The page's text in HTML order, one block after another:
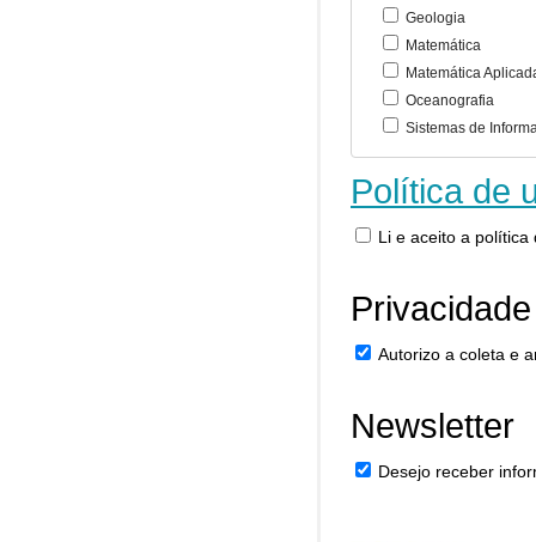
Geologia
Matemática
Matemática
Oceanografia
Sistemas de
Política de
Li e aceito a política
Autorizo a coleta e
Newsletter
Desejo receber